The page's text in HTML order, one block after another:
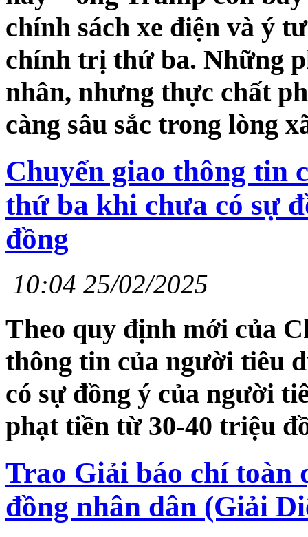
chính sách xe điện và ý
chính trị thứ ba. Những
nhân, nhưng thực chất
càng sâu sắc trong lòng
Chuyển giao thông tin
thứ ba khi chưa có sự
đồng
10:04 25/02/2025
Theo quy định mới của
thông tin của người tiêu
có sự đồng ý của người
phạt tiền từ 30-40 triệu
Trao Giải báo chí toàn
đồng nhân dân (Giải